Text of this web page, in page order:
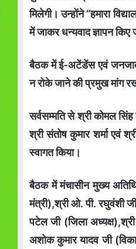
मिलेगी। उन्होंने “हमारा
में जाकर धन्यवाद ज्ञापन किए
बैठक में ई-अटेंडेंस एवं
न रोके जाने की प्रमुख मांग
सर्वसम्मति से श्री कोमल सिंह
श्री संतोष कुमार शर्मा एवं
स्वागत किया।
बैठक में मंचासीन मुख्य
मंत्री),श्री ओ. पी. रघुवंशी
पटेल जी (जिला
अशोक कुमार यादव जी